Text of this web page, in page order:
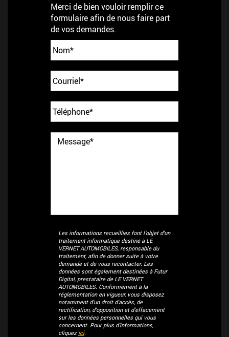
Merci de bien vouloir remplir ce
formulaire afin de nous faire part
de vos demandes.
Les informations recueillies font l’objet d’un
traitement informatique destiné àLE
VERNET AUTOMOBILES, responsable du
traitement, afin de donner suite à votre
demande et de vous recontacter. Les
données sont également destinées à Futur
Digital, prestataire de LE VERNET
AUTOMOBILES. Conformément à la
réglementation en vigueur, vous disposez
notamment d'un droit d'accès, de
rectification, d'opposition et d'effacement
sur les données personnelles qui vous
concernent. Pour plus d’informations,
cliquez ici.